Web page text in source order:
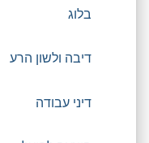
בלוג
דיבה ולשון הרע
דיני עבודה